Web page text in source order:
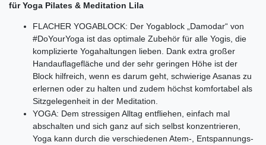
für Yoga Pilates & Meditation Lila
FLACHER YOGABLOCK: Der Yogablock „Damodar“ von
#DoYourYoga ist das optimale Zubehör für alle Yogis, die
komplizierte Yogahaltungen lieben. Dank extra großer
Handauflagefläche und der sehr geringen Höhe ist der
Block hilfreich, wenn es darum geht, schwierige Asanas zu
erlernen oder zu halten und zudem höchst komfortabel als
Sitzgelegenheit in der Meditation.
YOGA: Dem stressigen Alltag entfliehen, einfach mal
abschalten und sich ganz auf sich selbst konzentrieren,
Yoga kann durch die verschiedenen Atem-, Entspannungs-